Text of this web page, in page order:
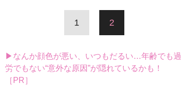
1 2
▶なんか顔色が悪い、いつもだるい…年齢でも過
労でもない“意外な原因”が隠れているかも！
［PR］